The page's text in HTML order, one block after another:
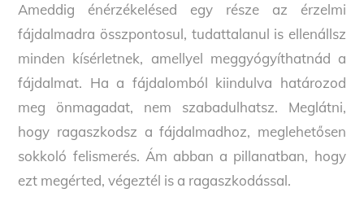
Ameddig énérzékelésed egy része az érzelmi
fájdalmadra összpontosul, tudattalanul is ellenállsz
minden kísérletnek, amellyel meggyógyíthatnád a
fájdalmat. Ha a fájdalomból kiindulva határozod
meg önmagadat, nem szabadulhatsz. Meglátni,
hogy ragaszkodsz a fájdalmadhoz, meglehetősen
sokkoló felismerés. Ám abban a pillanatban, hogy
ezt megérted, végeztél is a ragaszkodással.